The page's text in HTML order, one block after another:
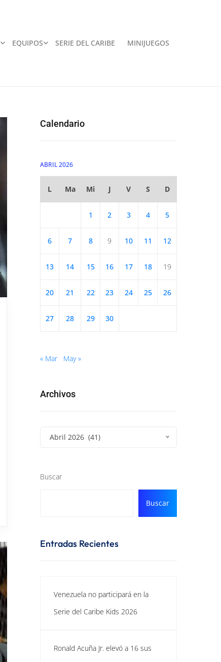
EQUIPOS SERIE DEL CARIBE MINIJUEGOS
Calendario
ABRIL 2026
L Ma Mi J V S D
1 2 3 4 5
6 7 8 9 10 11 12
13 14 15 16 17 18 19
20 21 22 23 24 25 26
27 28 29 30
« Mar May »
Archivos
Abril 2026 (41)
Buscar
Buscar
Entradas Recientes
Venezuela no participará en la
Serie del Caribe Kids 2026
Ronald Acuña Jr. elevó a 16 sus